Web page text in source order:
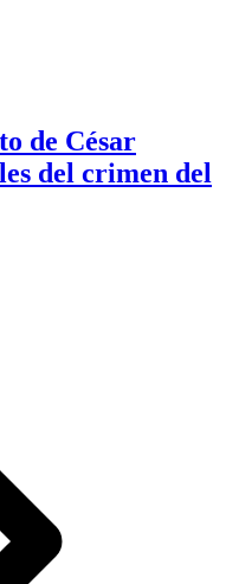
de César
del crimen del